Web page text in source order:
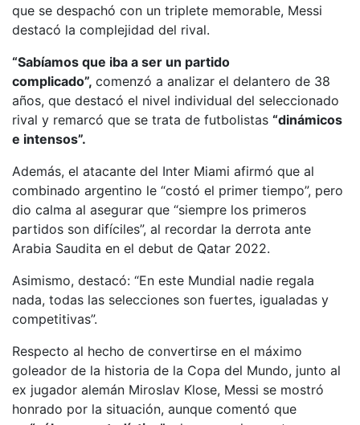
que se despachó con un triplete memorable, Messi
destacó la complejidad del rival.
“Sabíamos que iba a ser un partido
complicado”, comenzó a analizar el delantero de 38
años, que destacó el nivel individual del seleccionado
rival y remarcó que se trata de futbolistas “dinámicos
e intensos”.
Además, el atacante del Inter Miami afirmó que al
combinado argentino le “costó el primer tiempo”, pero
dio calma al asegurar que “siempre los primeros
partidos son difíciles”, al recordar la derrota ante
Arabia Saudita en el debut de Qatar 2022.
Asimismo, destacó: “En este Mundial nadie regala
nada, todas las selecciones son fuertes, igualadas y
competitivas”.
Respecto al hecho de convertirse en el máximo
goleador de la historia de la Copa del Mundo, junto al
ex jugador alemán Miroslav Klose, Messi se mostró
honrado por la situación, aunque comentó que